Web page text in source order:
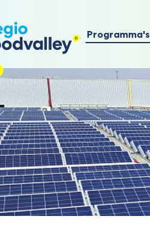
Programma's